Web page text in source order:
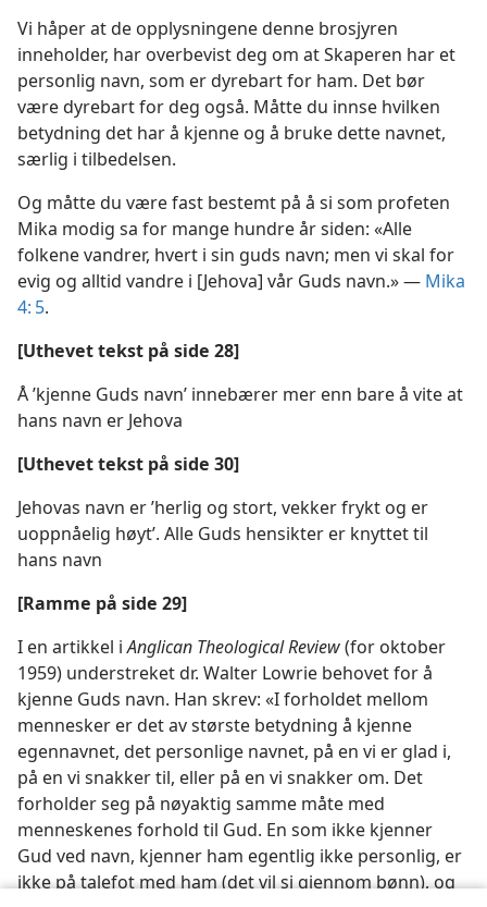
Vi håper at de opplysningene denne brosjyren
inneholder, har overbevist deg om at Skaperen har et
personlig navn, som er dyrebart for ham. Det bør
være dyrebart for deg også. Måtte du innse hvilken
betydning det har å kjenne og å bruke dette navnet,
særlig i tilbedelsen.
Og måtte du være fast bestemt på å si som profeten
Mika modig sa for mange hundre år siden: «Alle
folkene vandrer, hvert i sin guds navn; men vi skal for
evig og alltid vandre i [Jehova] vår Guds navn.» — Mika
4: 5.
[Uthevet tekst på side 28]
Å ’kjenne Guds navn’ innebærer mer enn bare å vite at
hans navn er Jehova
[Uthevet tekst på side 30]
Jehovas navn er ’herlig og stort, vekker frykt og er
uoppnåelig høyt’. Alle Guds hensikter er knyttet til
hans navn
[Ramme på side 29]
I en artikkel iAnglican Theological Review(for oktober
1959) understreket dr. Walter Lowrie behovet for å
kjenne Guds navn. Han skrev: «I forholdet mellom
mennesker er det av største betydning å kjenne
egennavnet, det personlige navnet, på en vi er glad i,
på en vi snakker til, eller på en vi snakker om. Det
forholder seg på nøyaktig samme måte med
menneskenes forhold til Gud. En som ikke kjenner
Gud ved navn, kjenner ham egentlig ikke personlig, er
ikke på talefot med ham (det vil si gjennom bønn), og